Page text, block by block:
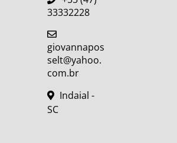
33332228
giovannapos
selt@yahoo.
com.br
Indaial -
SC